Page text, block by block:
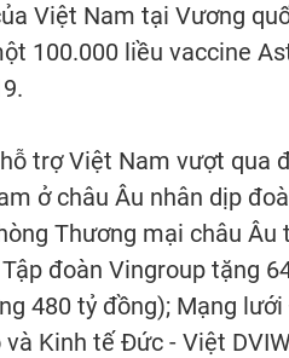
Việt Nam tại Vương
100.000 liều vaccine
trợ Việt Nam vượt qua
ở châu Âu nhân dịp
Thương mại châu
đoàn Vingroup tặng
480 tỷ đồng); Mạng
Kinh tế Đức - Việt